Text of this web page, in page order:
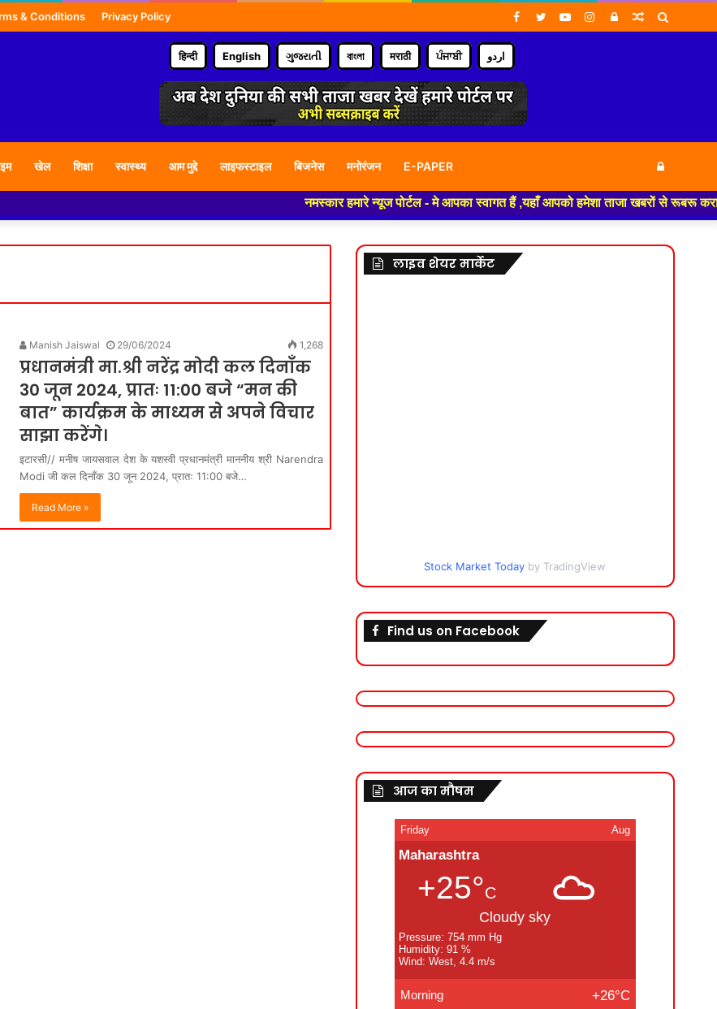
& Conditions Privacy Policy Random
Log
Instagram
YouTube
Twitter
Facebook
हिन्दी English ગુજરાતી বাংলা मराठी ਪੰਜਾਬੀ اردو
खेल शिक्षा स्वास्थ्य आम मुद्दे लाइफस्टाइल बिजनेस मनोरंजन E-PAPER Log
In
नमस्कार हमारे न्यूज पोर्टल - मे आपका स्वागत हैं ,यहाँ आपको हमेशा ताजा खबरों से रूबरू
Manish Jaiswal 29/06/2024 1,268
प्रधानमंत्री मा.श्री नरेंद्र मोदी कल दिनाँक
30 जून 2024, प्रातः 11:00 बजे “मन की
बात” कार्यक्रम के माध्यम से अपने विचार
साझा करेंगे।
इटारसी// मनीष जायसवाल देश के यशस्वी प्रधानमंत्री माननीय श्री Narendra
Modi जी कल दिनाँक 30 जून 2024, प्रातः 11:00 बजे…
Read More »
लाइव शेयर मार्केट
Stock Market Today by TradingView
Find us on Facebook
आज का मौषम
Friday Aug
Maharashtra
+25°C
Cloudy sky
Pressure: 754 mm Hg
Humidity: 91 %
Wind: West, 4.4 m/s
Morning +26°C